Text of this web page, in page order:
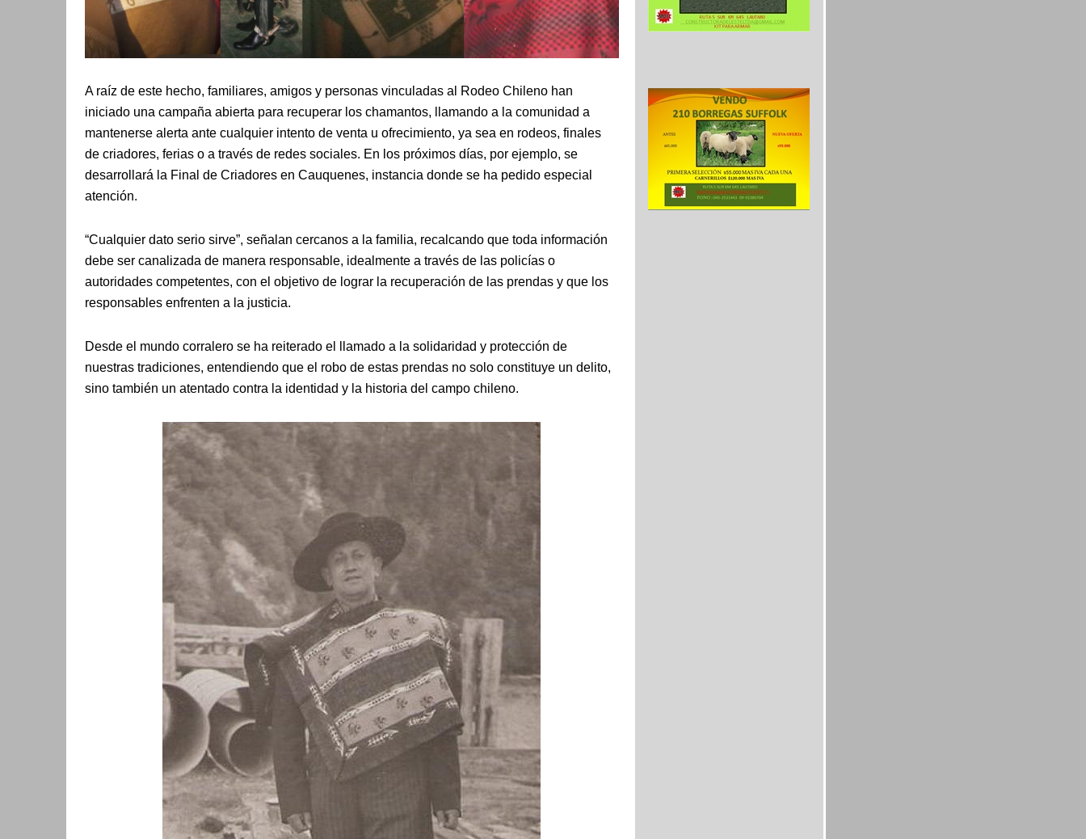
A raíz de este hecho, familiares, amigos y personas vinculadas al Rodeo Chileno han
iniciado una campaña abierta para recuperar los chamantos, llamando a la comunidad a
mantenerse alerta ante cualquier intento de venta u ofrecimiento, ya sea en rodeos, finales
de criadores, ferias o a través de redes sociales. En los próximos días, por ejemplo, se
desarrollará la Final de Criadores en Cauquenes, instancia donde se ha pedido especial
atención.
“Cualquier dato serio sirve”, señalan cercanos a la familia, recalcando que toda información
debe ser canalizada de manera responsable, idealmente a través de las policías o
autoridades competentes, con el objetivo de lograr la recuperación de las prendas y que los
responsables enfrenten a la justicia.
Desde el mundo corralero se ha reiterado el llamado a la solidaridad y protección de
nuestras tradiciones, entendiendo que el robo de estas prendas no solo constituye un delito,
sino también un atentado contra la identidad y la historia del campo chileno.